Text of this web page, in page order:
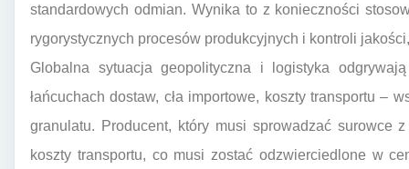
standardowych odmian. Wynika to z konieczności
rygorystycznych procesów produkcyjnych i kontroli
Globalna sytuacja geopolityczna i logistyka
łańcuchach dostaw, cła importowe, koszty transportu –
granulatu. Producent, który musi sprowadzać surowce
koszty transportu, co musi zostać odzwierciedlone w